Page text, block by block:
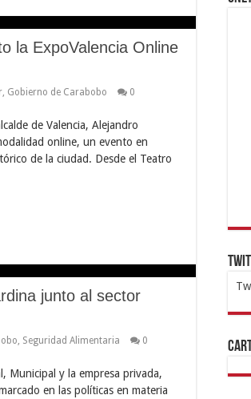
la ExpoValencia Online
Gobierno de Carabobo
0
de Valencia, Alejandro
online, un evento en
de la ciudad. Desde el Teatro
junto al sector
Seguridad Alimentaria
0
Municipal y la empresa privada,
en las políticas en materia